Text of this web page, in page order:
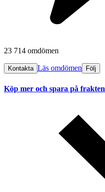
23 714 omdömen
Kontakta Läs omdömen Följ
Köp mer och spara på frakten